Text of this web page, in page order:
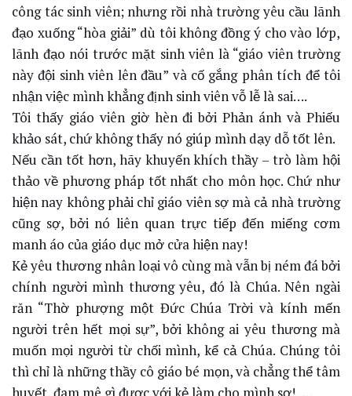
công tác sinh viên; nhưng rồi nhà trường yêu cầu lãnh
đạo xuống “hòa giải” dù tôi không đồng ý cho vào lớp,
lãnh đạo nói trước mặt sinh viên là “giáo viên trường
này đội sinh viên lên đầu” và cố gắng phân tích để tôi
nhận việc mình khẳng định sinh viên vỗ lễ là sai….
Tôi thấy giáo viên giờ hèn đi bởi Phản ánh và Phiếu
khảo sát, chứ không thấy nó giúp mình dạy dỗ tốt lên.
Nếu cần tốt hơn, hãy khuyến khích thầy – trò làm hội
thảo về phương pháp tốt nhất cho môn học. Chứ như
hiện nay không phải chỉ giáo viên sợ mà cả nhà trường
cũng sợ, bởi nó liên quan trực tiếp đến miếng cơm
manh áo của giáo dục mở cửa hiện nay!
Kẻ yêu thương nhân loại vô cùng mà vẫn bị ném đá bởi
chính người mình thương yêu, đó là Chúa. Nên ngài
răn “Thờ phượng một Đức Chúa Trời và kính mến
người trên hết mọi sự”, bởi không ai yêu thương mà
muốn mọi người từ chối mình, kể cả Chúa. Chúng tôi
thì chỉ là những thầy cô giáo bé mọn, và chẳng thể tâm
huyết, đam mê gì được với kẻ làm cho mình sợ! ….